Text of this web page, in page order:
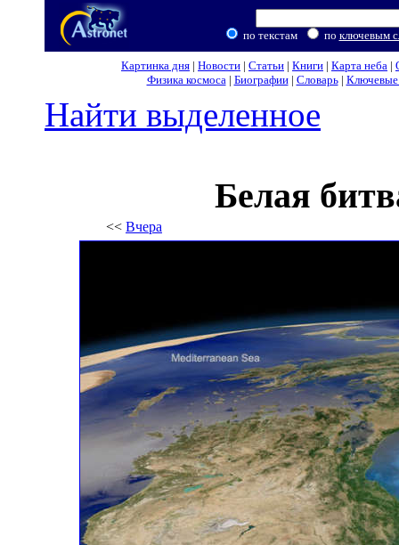
по текстам по ключевым
Картинка дня | Новости | Статьи | Книги | Карта неба |
Физика космоса| Биографии| Словарь| Ключевые
Найти выделенное
Белая
<< Вчера